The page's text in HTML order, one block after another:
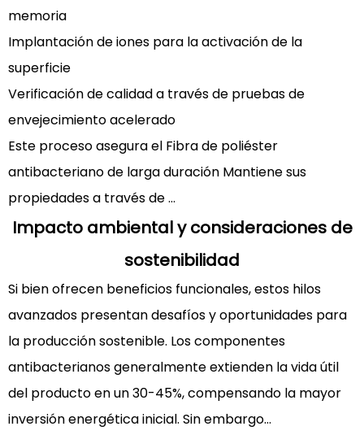
memoria
Implantación de iones para la activación de la
superficie
Verificación de calidad a través de pruebas de
envejecimiento acelerado
Este proceso asegura el Fibra de poliéster
antibacteriano de larga duración Mantiene sus
propiedades a través de ...
Impacto ambiental y consideraciones de
sostenibilidad
Si bien ofrecen beneficios funcionales, estos hilos
avanzados presentan desafíos y oportunidades para
la producción sostenible. Los componentes
antibacterianos generalmente extienden la vida útil
del producto en un 30-45%, compensando la mayor
inversión energética inicial. Sin embargo...